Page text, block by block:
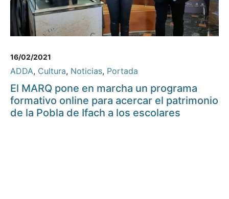
16/02/2021
ADDA, Cultura, Noticias, Portada
El MARQ pone en marcha un programa
formativo online para acercar el patrimonio
de la Pobla de Ifach a los escolares